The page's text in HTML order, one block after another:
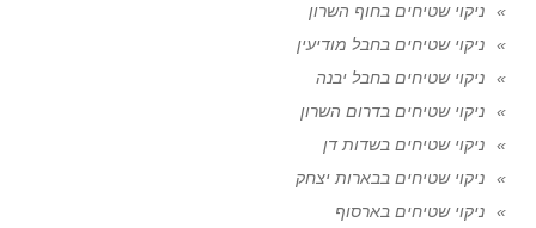
ניקוי שטיחים בחוף השרון
ניקוי שטיחים בחבל מודיעין
ניקוי שטיחים בחבל יבנה
ניקוי שטיחים בדרום השרון
ניקוי שטיחים בשדות דן
ניקוי שטיחים בבארות יצחק
ניקוי שטיחים בארסוף